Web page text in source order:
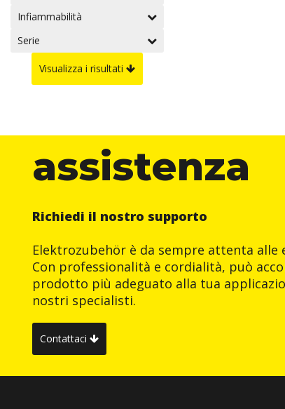
Infiammabilità
Serie
Visualizza i risultati
assistenza
Richiedi il nostro supporto
Elektrozubehör è da sempre attenta alle
Con professionalità e cordialità, può
prodotto più adeguato alla tua
nostri specialisti.
Contattaci